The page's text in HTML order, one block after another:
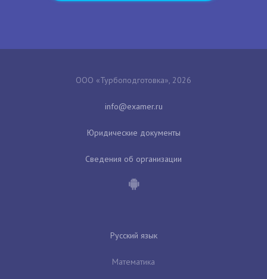
ООО «Турбоподготовка», 2026
Юридические документы
Сведения об организации
Русский язык
Математика